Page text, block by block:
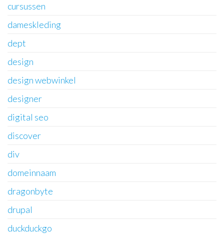
cursussen
dameskleding
dept
design
design webwinkel
designer
digital seo
discover
div
domeinnaam
dragonbyte
drupal
duckduckgo